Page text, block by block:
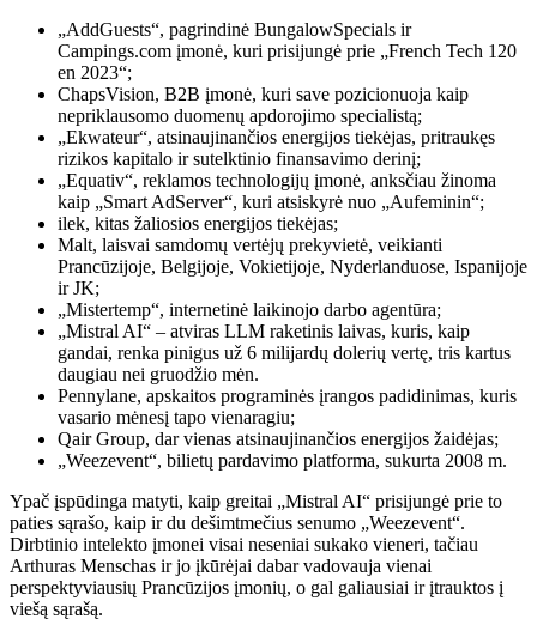
„AddGuests“, pagrindinė BungalowSpecials ir
Campings.com įmonė, kuri prisijungė prie „French Tech 120
en 2023“;
ChapsVision, B2B įmonė, kuri save pozicionuoja kaip
nepriklausomo duomenų apdorojimo specialistą;
„Ekwateur“, atsinaujinančios energijos tiekėjas, pritraukęs
rizikos kapitalo ir sutelktinio finansavimo derinį;
„Equativ“, reklamos technologijų įmonė, anksčiau žinoma
kaip „Smart AdServer“, kuri atsiskyrė nuo „Aufeminin“;
ilek, kitas žaliosios energijos tiekėjas;
Malt, laisvai samdomų vertėjų prekyvietė, veikianti
Prancūzijoje, Belgijoje, Vokietijoje, Nyderlanduose, Ispanijoje
ir JK;
„Mistertemp“, internetinė laikinojo darbo agentūra;
„Mistral AI“ – atviras LLM raketinis laivas, kuris, kaip
gandai, renka pinigus už 6 milijardų dolerių vertę, tris kartus
daugiau nei gruodžio mėn.
Pennylane, apskaitos programinės įrangos padidinimas, kuris
vasario mėnesį tapo vienaragiu;
Qair Group, dar vienas atsinaujinančios energijos žaidėjas;
„Weezevent“, bilietų pardavimo platforma, sukurta 2008 m.
Ypač įspūdinga matyti, kaip greitai „Mistral AI“ prisijungė prie to
paties sąrašo, kaip ir du dešimtmečius senumo „Weezevent“.
Dirbtinio intelekto įmonei visai neseniai sukako vieneri, tačiau
Arthuras Menschas ir jo įkūrėjai dabar vadovauja vienai
perspektyviausių Prancūzijos įmonių, o gal galiausiai ir įtrauktos į
viešą sąrašą.